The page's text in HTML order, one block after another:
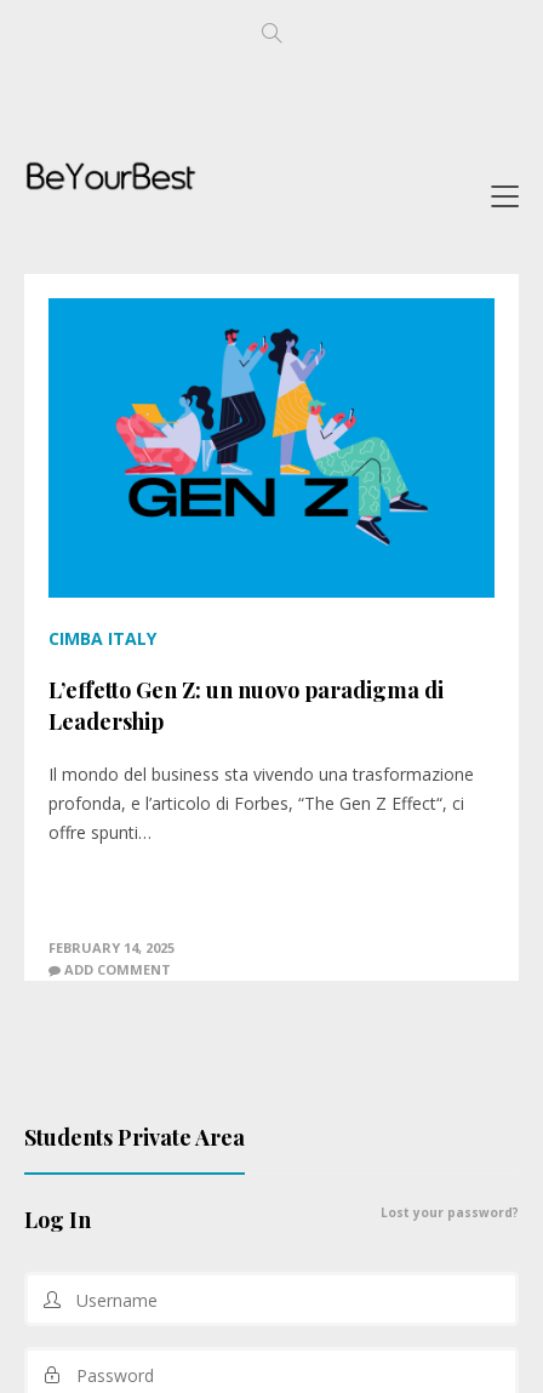
CIMBA ITALY
L’effetto Gen Z: un nuovo paradigma di
Leadership
Il mondo del business sta vivendo una trasformazione
profonda, e l’articolo di Forbes, “The Gen Z Effect“, ci
offre spunti…
FEBRUARY 14, 2025
ADD COMMENT
Students Private Area
Log In Lost your password?